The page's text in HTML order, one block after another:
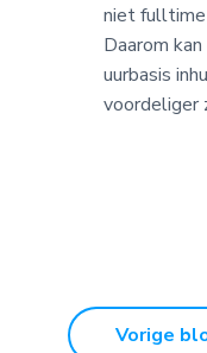
niet fulltime
Daarom
uurbasis
voordeliger
Vorige